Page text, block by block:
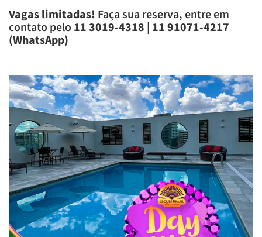
Vagas limitadas! Faça sua reserva, entre em
contato pelo 11 3019-4318 | 11 91071-4217
(WhatsApp)